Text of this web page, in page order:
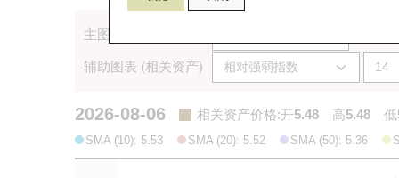
主图表 (相关资产)
辅助图表 (相关资产)
2026-08-06 相关资产价格:开5.48 高5.48 低
SMA (10): 5.53 SMA (20): 5.52 SMA (50): 5.36